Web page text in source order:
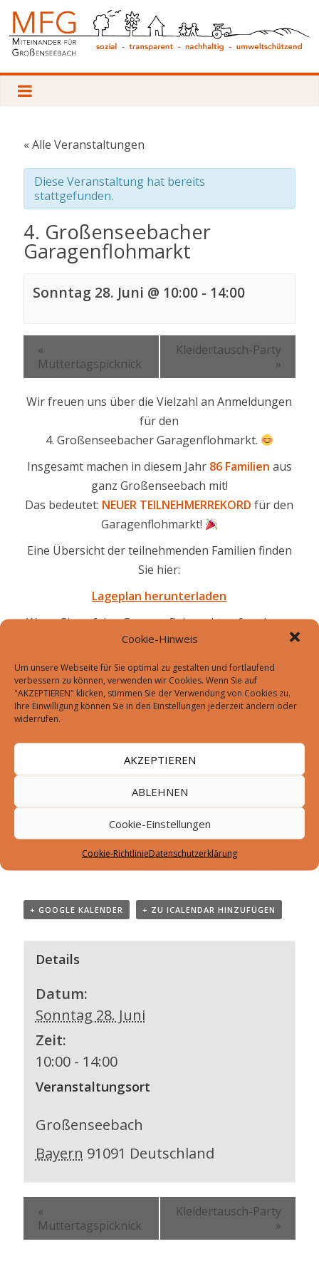
Cookie-Hinweis
Um unsere Webseite für Sie optimal zu gestalten und fortlaufend
verbessern zu können, verwenden wir Cookies. Wenn Sie auf
"AKZEPTIEREN" klicken, stimmen Sie der Verwendung von Cookies zu.
Ihre Einwilligung können Sie in den Einstellungen jederzeit ändern oder
widerrufen.
AKZEPTIEREN
ABLEHNEN
Cookie-Einstellungen
Cookie-RichtlinieDatenschutzerklärung
Zum
Inhalt
springen
Miteinander
für
Großenseebach
Sozial
Nachhaltig
Umweltschützend
« Alle Veranstaltungen
Diese Veranstaltung hat bereits
stattgefunden.
4. Großenseebacher
Garagenflohmarkt
Sonntag 28. Juni @ 10:00 - 14:00
«
Muttertagspicknick
Kleidertausch-Party
»
Wir freuen uns über die Vielzahl an Anmeldungen
für den
4. Großenseebacher Garagenflohmarkt.
Insgesamt machen in diesem Jahr 86 Familien aus
ganz Großenseebach mit!
Das bedeutet: NEUER TEILNEHMERREKORD für den
Garagenflohmarkt!
Eine Übersicht der teilnehmenden Familien finden
Sie hier:
Lageplan herunterladen
Wenn Sie auf den Garagenflohmarkt aufmerksam
machen möchten,
können Sie gerne mit
unseremEinladungsflyerWerbung machen.
Wir freuen uns auf einen hoffentlich sonnigen
wünschen den Verkäufern und Besuchern viel
Spaß!
+ GOOGLE KALENDER + ZU ICALENDAR HINZUFÜGEN
Details
Datum:
Sonntag 28. Juni
Zeit:
10:00 - 14:00
Veranstaltungsort
Großenseebach
Bayern 91091 Deutschland
«
Muttertagspicknick
Kleidertausch-Party
»